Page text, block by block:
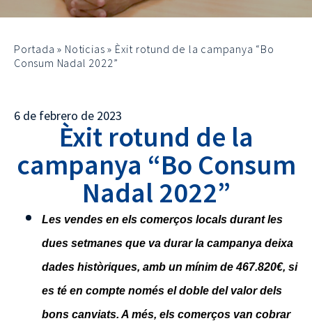
Portada » Noticias » Èxit rotund de la campanya “Bo
Consum Nadal 2022”
6 de febrero de 2023
Èxit rotund de la
campanya “Bo Consum
Nadal 2022”
Les vendes en els comerços locals durant les
dues setmanes que va durar la campanya deixa
dades històriques, amb un mínim de 467.820€, si
es té en compte només el doble del valor dels
bons canviats. A més, els comerços van cobrar